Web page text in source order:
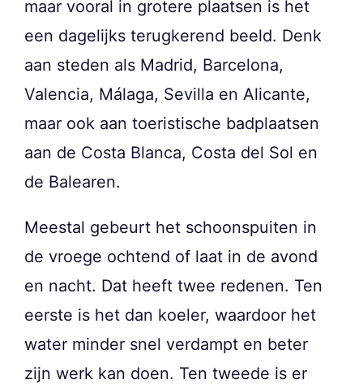
maar vooral in grotere plaatsen is het
een dagelijks terugkerend beeld. Denk
aan steden als Madrid, Barcelona,
Valencia, Málaga, Sevilla en Alicante,
maar ook aan toeristische badplaatsen
aan de Costa Blanca, Costa del Sol en
de Balearen.
Meestal gebeurt het schoonspuiten in
de vroege ochtend of laat in de avond
en nacht. Dat heeft twee redenen. Ten
eerste is het dan koeler, waardoor het
water minder snel verdampt en beter
zijn werk kan doen. Ten tweede is er